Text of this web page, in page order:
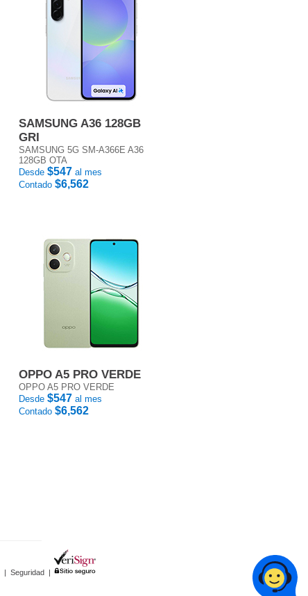
SAMSUNG A36 128GB
GRI
SAMSUNG 5G SM-A366E A36
128GB OTA
Desde $547 al mes
Contado $6,562
OPPO A5 PRO VERDE
OPPO A5 PRO VERDE
Desde $547 al mes
Contado $6,562
| Seguridad |